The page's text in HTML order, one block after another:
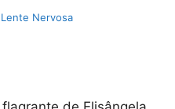
Lente Nervosa